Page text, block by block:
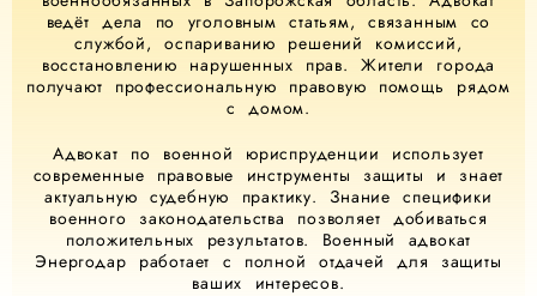
ведёт дела по уголовным статьям, связанным со
службой, оспариванию решений комиссий,
восстановлению нарушенных прав. Жители города
получают профессиональную правовую помощь рядом
с домом.
Адвокат по военной юриспруденции использует
современные правовые инструменты защиты и знает
актуальную судебную практику. Знание специфики
военного законодательства позволяет добиваться
положительных результатов. Военный адвокат
Энергодар работает с полной отдачей для защиты
ваших интересов.